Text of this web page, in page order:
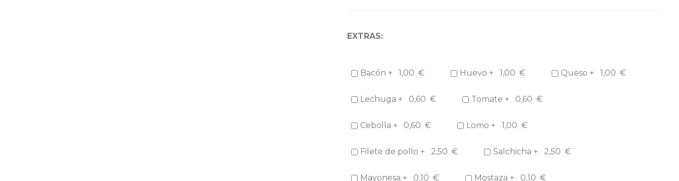
EXTRAS:
Bacón + 1,00 € Huevo + 1,00 € Queso + 1,00 €
Lechuga + 0,60 € Tomate + 0,60 €
Cebolla + 0,60 € Lomo + 1,00 €
Filete de pollo + 2,50 € Salchicha + 2,50 €
Mayonesa + 0,10 € Mostaza + 0,10 €